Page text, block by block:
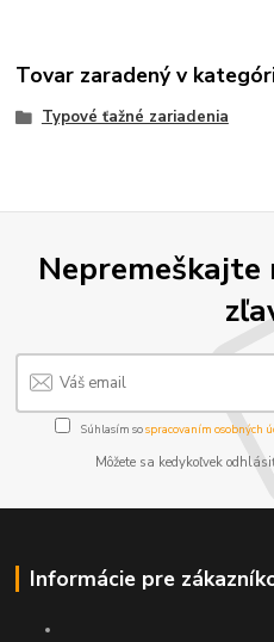
Tovar zaradený v
Typové ťažné zariadenia
Nepremeškajte
Súhlasím sospracovaním osobných
Môžete sa kedykoľvek
Informácie pre